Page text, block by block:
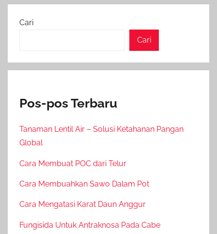
Cari
Cari
Pos-pos Terbaru
Tanaman Lentil Air – Solusi Ketahanan Pangan
Global
Cara Membuat POC dari Telur
Cara Membuahkan Sawo Dalam Pot
Cara Mengatasi Karat Daun Anggur
Fungisida Untuk Antraknosa Pada Cabe